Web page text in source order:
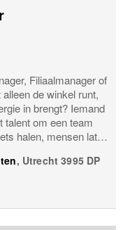
Filiaalmanager of
de winkel runt,
in brengt? Iemand
talent om een team
halen, mensen laten
jou.Bij...
, Utrecht 3995 DP